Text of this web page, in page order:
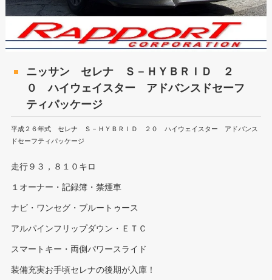
ニッサン セレナ Ｓ－ＨＹＢＲＩＤ ２
０ ハイウェイスター アドバンスドセーフ
ティパッケージ
平成２６年式 セレナ Ｓ－ＨＹＢＲＩＤ ２０ ハイウェイスター アドバンス
ドセーフティパッケージ
走行９３，８１０キロ
１オーナー・記録簿・禁煙車
ナビ・ワンセグ・ブルートゥース
アルパインフリップダウン・ＥＴＣ
スマートキー・両側パワースライド
装備充実お手頃セレナの後期が入庫！